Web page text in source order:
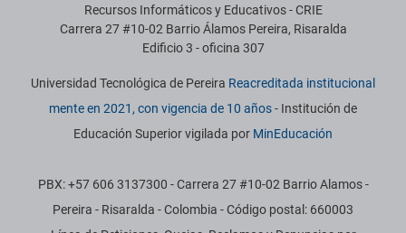
Recursos Informáticos y Educativos - CRIE
Carrera 27 #10-02 Barrio Álamos Pereira, Risaralda
Edificio 3 - oficina 307
Universidad Tecnológica de Pereira Reacreditada institucional
mente en 2021, con vigencia de 10 años- Institución de
Educación Superior vigilada por MinEducación
PBX: +57 606 3137300 - Carrera 27 #10-02 Barrio Alamos -
Pereira - Risaralda - Colombia - Código postal: 660003